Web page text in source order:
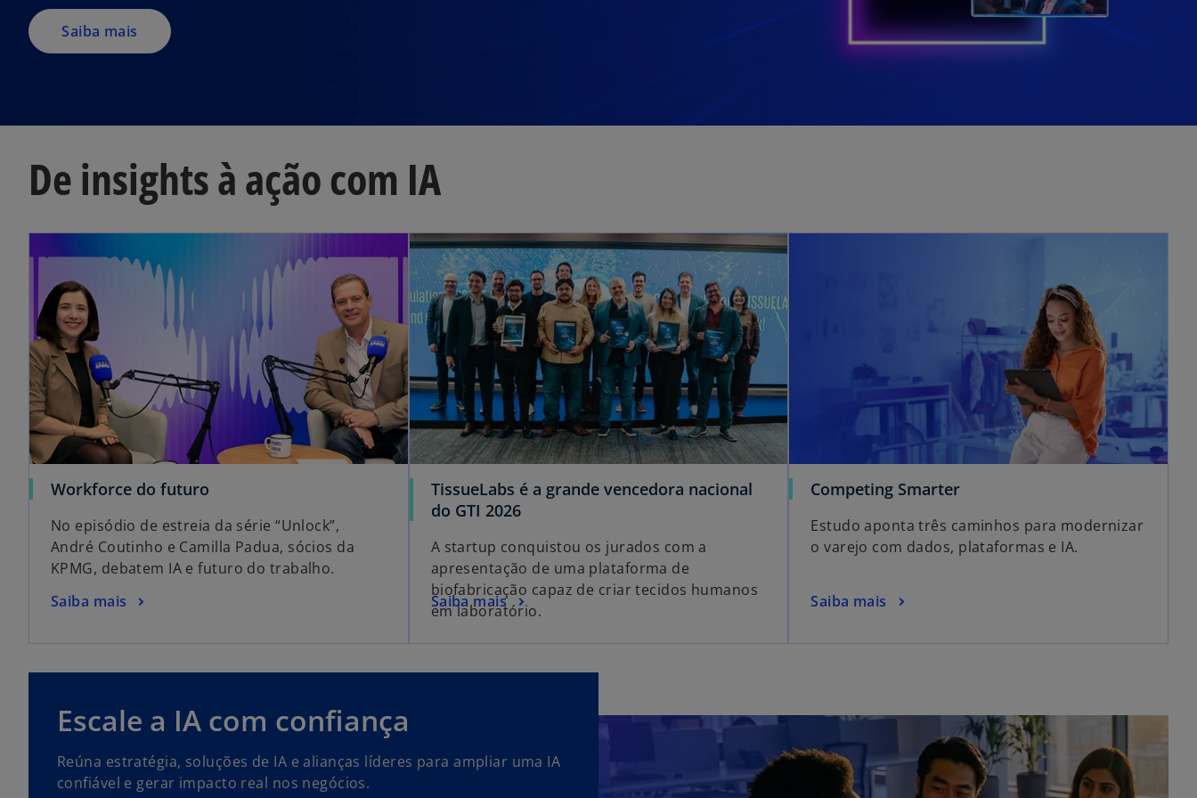
Saiba mais
De insights à ação com IA
Workforce do futuro
r
e
e
m
v
g
u
No episódio de estreia da série “Unlock”,
André Coutinho e Camilla Padua, sócios da
KPMG, debatem IA e futuro do trabalho.
Saiba mais
a
r
m
a
n
abre em uma nova guia
TissueLabs é a grande vencedora nacional
do GTI 2026
A startup conquistou os jurados com a
apresentação de uma plataforma de
biofabricação capaz de criar tecidos humanos
em laboratório.
Saiba mais
Competing Smarter
Estudo aponta três caminhos para modernizar
o varejo com dados, plataformas e IA.
Saiba mais
Escale a IA com confiança
Reúna estratégia, soluções de IA e alianças líderes para ampliar uma IA
confiável e gerar impacto real nos negócios.